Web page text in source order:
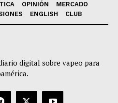
OPINIÓN
MERCADO
ENGLISH CLUB
digital sobre vapeo para